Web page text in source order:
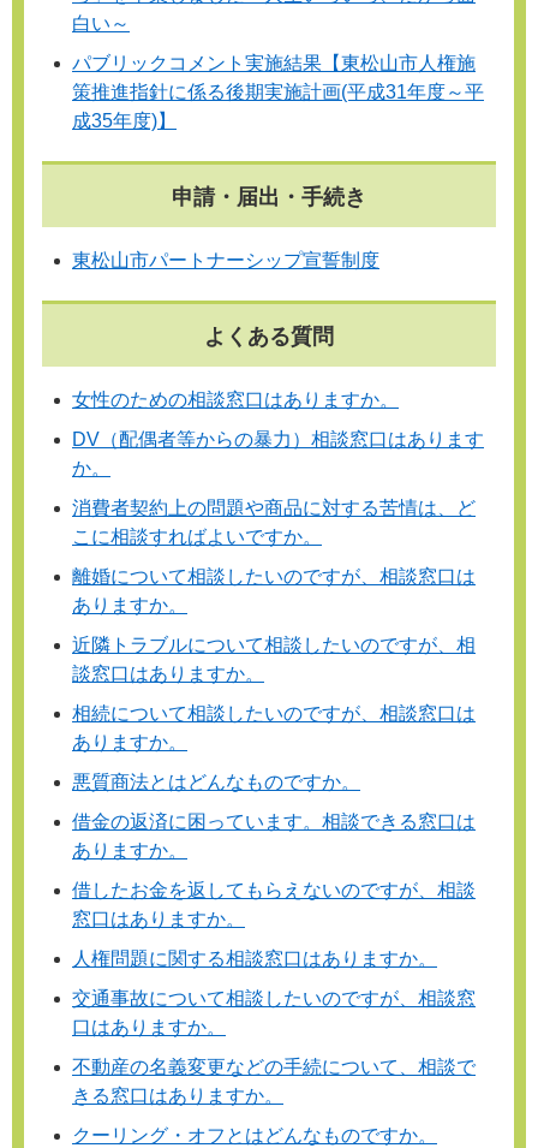
白い～
パブリックコメント実施結果【東松山市人権施
策推進指針に係る後期実施計画(平成31年度～平
成35年度)】
申請・届出・手続き
東松山市パートナーシップ宣誓制度
よくある質問
女性のための相談窓口はありますか。
DV（配偶者等からの暴力）相談窓口はあります
か。
消費者契約上の問題や商品に対する苦情は、ど
こに相談すればよいですか。
離婚について相談したいのですが、相談窓口は
ありますか。
近隣トラブルについて相談したいのですが、相
談窓口はありますか。
相続について相談したいのですが、相談窓口は
ありますか。
悪質商法とはどんなものですか。
借金の返済に困っています。相談できる窓口は
ありますか。
借したお金を返してもらえないのですが、相談
窓口はありますか。
人権問題に関する相談窓口はありますか。
交通事故について相談したいのですが、相談窓
口はありますか。
不動産の名義変更などの手続について、相談で
きる窓口はありますか。
クーリング・オフとはどんなものですか。